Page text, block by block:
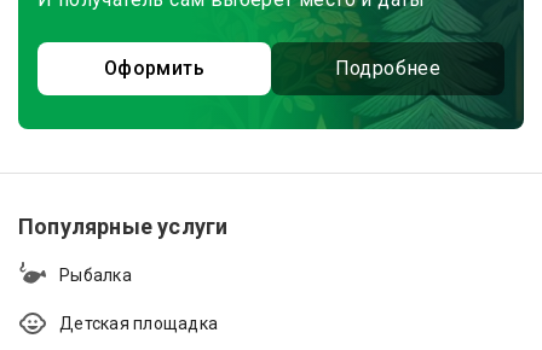
Оформить Подробнее
Популярные услуги
Рыбалка
Детская площадка